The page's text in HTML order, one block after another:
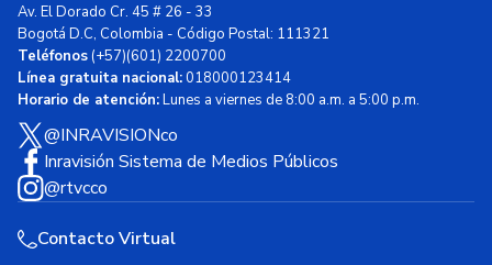
Av. El Dorado Cr. 45 # 26 - 33
Bogotá D.C, Colombia - Código Postal: 111321
Teléfonos(+57)(601) 2200700
Línea gratuita nacional:018000123414
Horario de atención:Lunes a viernes de 8:00 a.m. a 5:00 p.m.
@INRAVISIONco
Inravisión Sistema de Medios Públicos
@rtvcco
Contacto Virtual